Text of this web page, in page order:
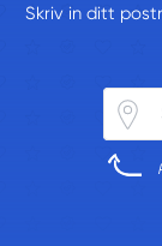
Skriv in ditt